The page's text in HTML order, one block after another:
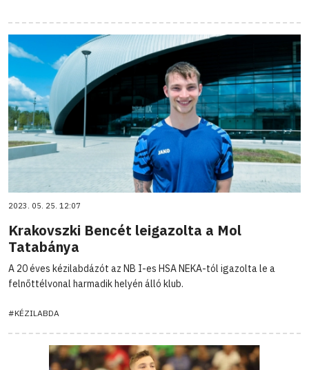
2023. 05. 25. 12:07
Krakovszki Bencét leigazolta a Mol
Tatabánya
A 20 éves kézilabdázót az NB I-es HSA NEKA-tól igazolta le a
felnőttélvonal harmadik helyén álló klub.
#KÉZILABDA